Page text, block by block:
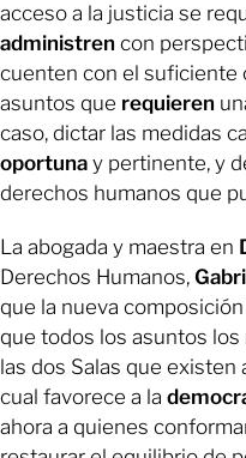
acceso a la justicia se
administren con
cuenten con el suficiente
asuntos que requieren
caso, dictar las medidas
oportuna y pertinente, y
derechos humanos que
La abogada y maestra en
Derechos Humanos,
que la nueva
que todos los asuntos los
las dos Salas que existen
cual favorece a la
ahora a quienes